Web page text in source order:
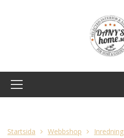
Startsida Webbshop Inredning